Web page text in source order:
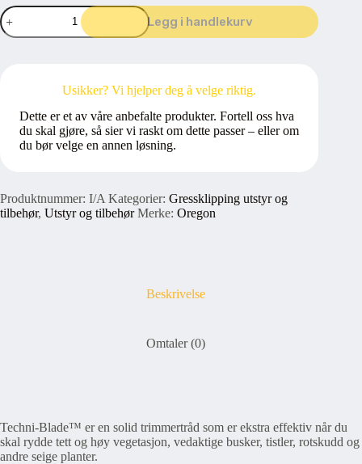
Oregon
Techni-
blade
Legg i handlekurv
Usikker? Vi hjelper deg å velge riktig.
Dette er et av våre anbefalte produkter. Fortell oss hva
du skal gjøre, så sier vi raskt om dette passer – eller om
du bør velge en annen løsning.
Produktnummer: I/A Kategorier: Gressklipping utstyr og
tilbehør, Utstyr og tilbehør Merke: Oregon
Beskrivelse
Omtaler (0)
Techni-Blade™ er en solid trimmertråd som er ekstra effektiv når du
skal rydde tett og høy vegetasjon, vedaktige busker, tistler, rotskudd og
andre seige planter.